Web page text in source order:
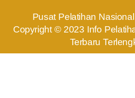
Pusat Pelatihan
Copyright © 2023 Info
Terbaru